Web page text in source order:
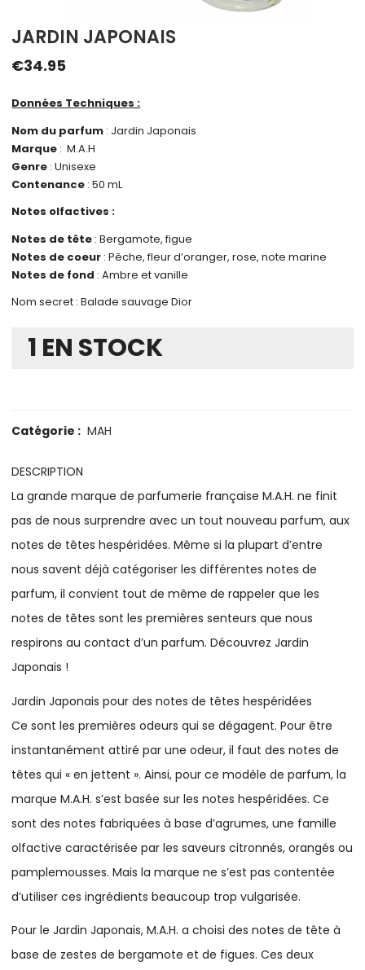
JARDIN JAPONAIS
€34.95
Données Techniques :
Nom du parfum : Jardin Japonais
Marque : M.A.H
Genre : Unisexe
Contenance : 50 mL
Notes olfactives :
Notes de tête : Bergamote, figue
Notes de coeur : Pêche, fleur d’oranger, rose, note marine
Notes de fond : Ambre et vanille
Nom secret : Balade sauvage Dior
1 EN STOCK
Catégorie : MAH
DESCRIPTION
La grande marque de parfumerie française M.A.H. ne finit
pas de nous surprendre avec un tout nouveau parfum, aux
notes de têtes hespéridées. Même si la plupart d’entre
nous savent déjà catégoriser les différentes notes de
parfum, il convient tout de même de rappeler que les
notes de têtes sont les premières senteurs que nous
respirons au contact d’un parfum. Découvrez Jardin
Japonais !
Jardin Japonais pour des notes de têtes hespéridées
Ce sont les premières odeurs qui se dégagent. Pour être
instantanément attiré par une odeur, il faut des notes de
têtes qui « en jettent ». Ainsi, pour ce modèle de parfum, la
marque M.A.H. s’est basée sur les notes hespéridées. Ce
sont des notes fabriquées à base d’agrumes, une famille
olfactive caractérisée par les saveurs citronnés, orangés ou
pamplemousses. Mais la marque ne s’est pas contentée
d’utiliser ces ingrédients beaucoup trop vulgarisée.
Pour le Jardin Japonais, M.A.H. a choisi des notes de tête à
base de zestes de bergamote et de figues. Ces deux